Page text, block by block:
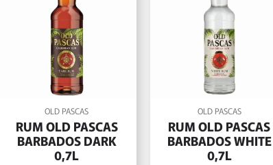
OLD PASCAS
RUM OLD PASCAS
BARBADOS DARK
0,7L
OLD PASCAS
RUM OLD PASCAS
BARBADOS WHITE
0,7L